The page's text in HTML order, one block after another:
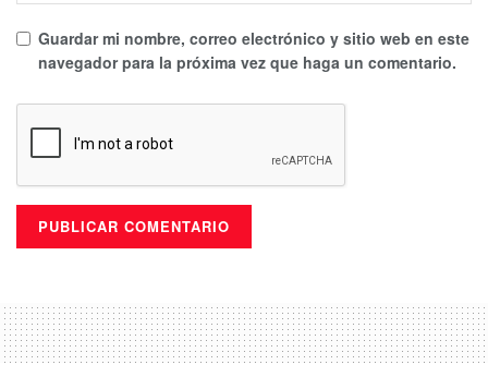
Guardar mi nombre, correo electrónico y sitio web en este
navegador para la próxima vez que haga un comentario.